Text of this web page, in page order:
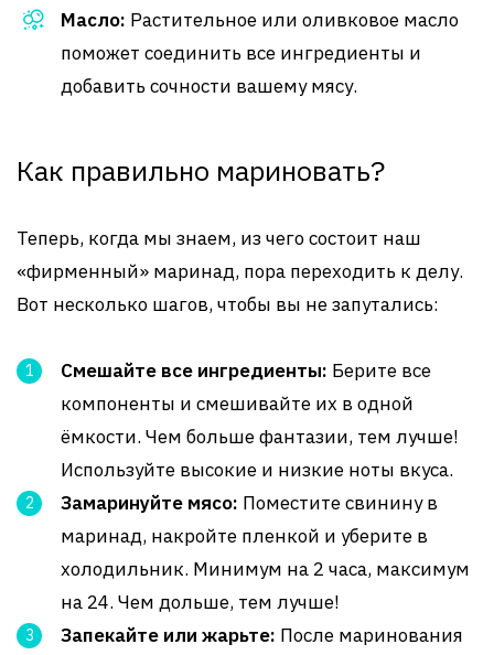
Масло: Растительное или оливковое масло
поможет соединить все ингредиенты и
добавить сочности вашему мясу.
Как правильно мариновать?
Теперь, когда мы знаем, из чего состоит наш
«фирменный» маринад, пора переходить к делу.
Вот несколько шагов, чтобы вы не запутались:
Смешайте все ингредиенты: Берите все
компоненты и смешивайте их в одной
ёмкости. Чем больше фантазии, тем лучше!
Используйте высокие и низкие ноты вкуса.
Замаринуйте мясо: Поместите свинину в
маринад, накройте пленкой и уберите в
холодильник. Минимум на 2 часа, максимум
на 24. Чем дольше, тем лучше!
Запекайте или жарьте: После маринования